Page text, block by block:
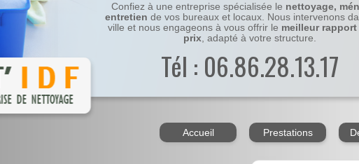
Confiez à une entreprise spécialisée le nettoyage,
entretien de vos bureaux et locaux. Nous intervenons
ville et nous engageons à vous offrir le meilleur
prix, adapté à votre structure.
Tél : 06.86.28.13.17
Accueil Prestations